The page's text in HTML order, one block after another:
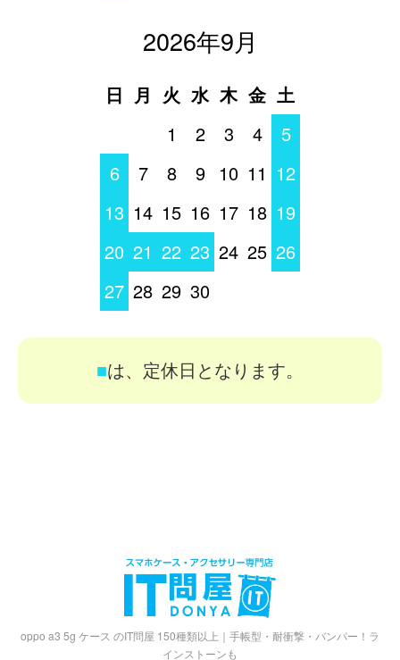
2026年9月
日 月 火 水 木 金 土
1
2 3 4
5
6
7 8 9 10 11 12
13 14 15 16 17 18 19
20 21 22 23 24 25 26
27 28 29 30
■は、定休日となります。
oppo a3 5g ケース のIT問屋 150種類以上｜手帳型・耐衝撃・バンパー！ラ
インストーンも